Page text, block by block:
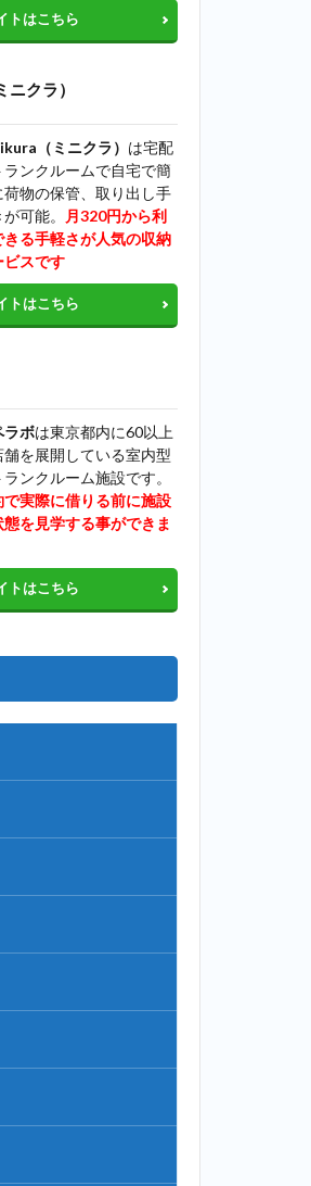
トはこちら
クラ）
（ミニクラ） は宅配
ランクルームで自宅で簡
荷物の保管、取り出し手
可能。
月320円から利
きる手軽さが人気の収納
ビスです
トはこちら
ラボは東京都内に60以上
舗を展開している室内型
ンクルーム施設です。
で実際に借りる前に施設
態を見学する事ができま
トはこちら